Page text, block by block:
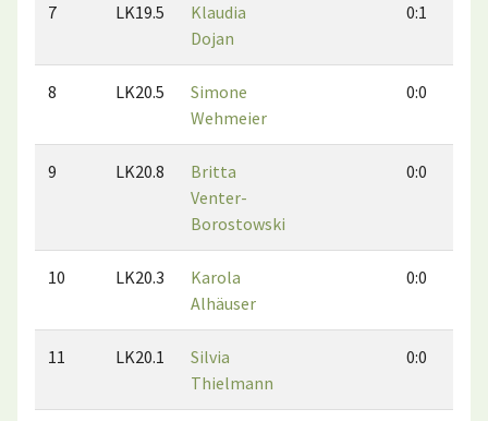
7 LK19.5
Klaudia
Dojan
0:1
8 LK20.5
Simone
Wehmeier
0:0
9 LK20.8
Britta
Venter-
Borostowski
0:0
10 LK20.3
Karola
Alhäuser
0:0
11 LK20.1
Silvia
Thielmann
0:0